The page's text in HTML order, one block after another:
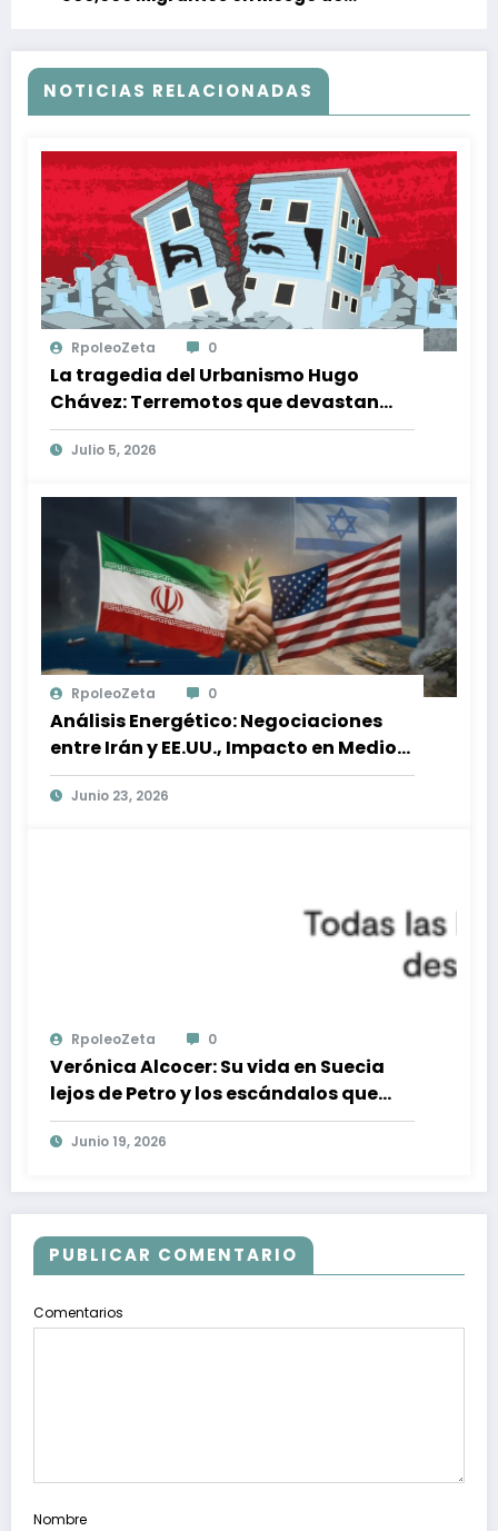
NOTICIAS RELACIONADAS
RpoleoZeta 0
La tragedia del Urbanismo Hugo
Chávez: Terremotos que devastan
vidas y estructuras en Venezuela
Julio 5, 2026
RpoleoZeta 0
Análisis Energético: Negociaciones
entre Irán y EE.UU., Impacto en Medio
Oriente y Mercados Globales
Junio 23, 2026
RpoleoZeta 0
Verónica Alcocer: Su vida en Suecia
lejos de Petro y los escándalos que
marcaron su destino
Junio 19, 2026
PUBLICAR COMENTARIO
Comentarios
Nombre